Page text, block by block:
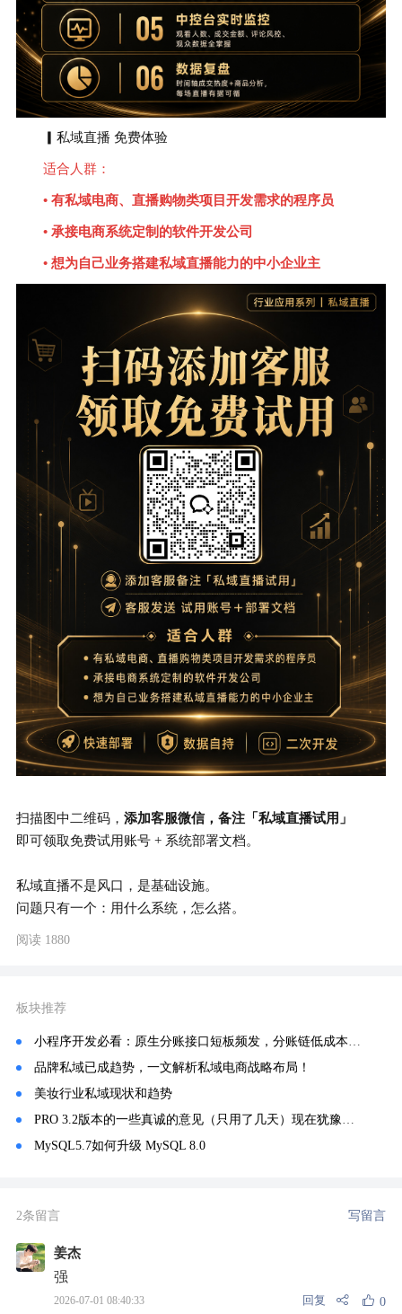
▎私域直播 免费体验
适合人群：
• 有私域电商、直播购物类项目开发需求的程序员
• 承接电商系统定制的软件开发公司
• 想为自己业务搭建私域直播能力的中小企业主
扫描图中二维码， 添加客服微信，备注「私域直播试用」
即可领取免费试用账号 + 系统部署文档。
私域直播不是风口，是基础设施。
问题只有一个：用什么系统，怎么搭。
阅读 1880
板块推荐
小程序开发必看：原生分账接口短板频发，分账链低成本解决平台分账技术难题
品牌私域已成趋势，一文解析私域电商战略布局！
美妆行业私域现状和趋势
PRO 3.2版本的一些真诚的意见（只用了几天）现在犹豫要不要继续用下去了
MySQL5.7如何升级 MySQL 8.0
2条留言 写留言
姜杰
强
2026-07-01 08:40:33 回复 0